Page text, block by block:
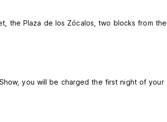
the Plaza de los Zócalos, two blocks from the
you will be charged the first night of your